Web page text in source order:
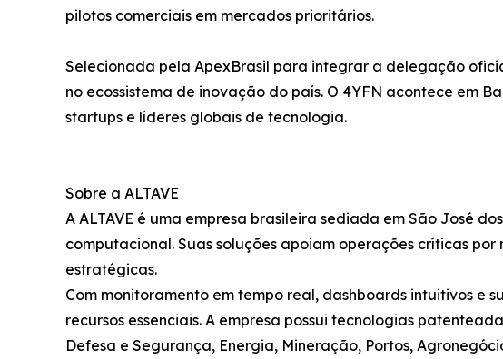
pilotos comerciais em mercados prioritários.
Selecionada pela ApexBrasil para integrar a delegação
no ecossistema de inovação do país. O 4YFN acontece em
startups e líderes globais de tecnologia.
Sobre a ALTAVE
A ALTAVE é uma empresa brasileira sediada em São José
computacional. Suas soluções apoiam operações críticas
estratégicas.
Com monitoramento em tempo real, dashboards intuitivos e
recursos essenciais. A empresa possui tecnologias
Defesa e Segurança, Energia, Mineração, Portos,